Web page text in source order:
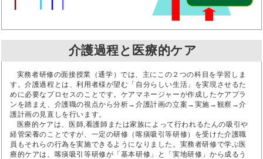
介護過程と医療的ケア
実務者研修の面接授業（通学）では、主にこの２つの科目を学習しま
す。介護過程とは、利用者様が望む「自分らしい生活」を実現させるた
めに必要なプロセスのことです。ケアマネージャーが作成したケアプラ
ンを踏まえ、介護職の視点から分析→介護計画の立案→実施→観察→介
護計画の見直しを行います。
医療的ケアは、医師,看護師または家族によって行われるたんの吸引や
経管栄養のことですが、一定の研修（喀痰吸引等研修）を受けた介護職
員もそれらの行為を実施できるようになりました。実務者研修で学ぶ医
療的ケアは、喀痰吸引等研修が「基本研修」と「実地研修」から成るう